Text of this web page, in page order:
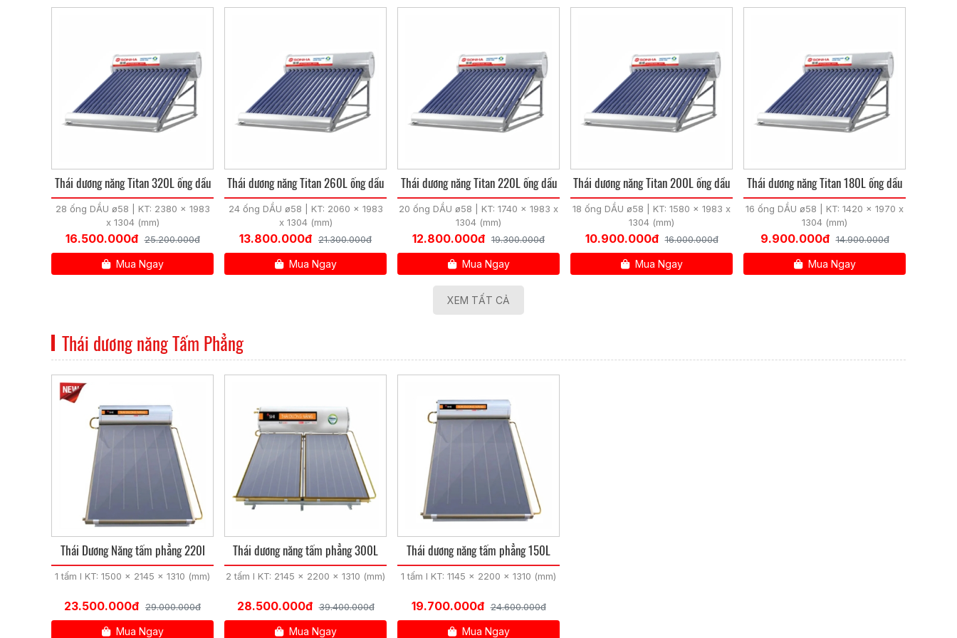
Thái dương năng Titan 320L ống dầu
28 ống DẦU ø58 | KT: 2380 x 1983
x 1304 (mm)
16.500.000đ 25.200.000đ
Mua Ngay
Thái dương năng Titan 260L ống dầu
24 ống DẦU ø58 | KT: 2060 x 1983
x 1304 (mm)
13.800.000đ 21.300.000đ
Mua Ngay
Thái dương năng Titan 220L ống dầu
20 ống DẦU ø58 | KT: 1740 x 1983 x
1304 (mm)
12.800.000đ 19.300.000đ
Mua Ngay
Thái dương năng Titan 200L ống dầu
18 ống DẦU ø58 | KT: 1580 x 1983 x
1304 (mm)
10.900.000đ 16.000.000đ
Mua Ngay
Thái dương năng Titan 180L ống dầu
16 ống DẦU ø58 | KT: 1420 x 1970 x
1304 (mm)
9.900.000đ 14.900.000đ
Mua Ngay
XEM TẤT CẢ
Thái dương năng Tấm Phẳng
Thái Dương Năng tấm phẳng 220l
1 tấm I KT: 1500 x 2145 x 1310 (mm)
23.500.000đ 29.000.000đ
Mua Ngay
Thái dương năng tấm phẳng 300L
2 tấm I KT: 2145 x 2200 x 1310 (mm)
28.500.000đ 39.400.000đ
Mua Ngay
Thái dương năng tấm phẳng 150L
1 tấm I KT: 1145 x 2200 x 1310 (mm)
19.700.000đ 24.600.000đ
Mua Ngay